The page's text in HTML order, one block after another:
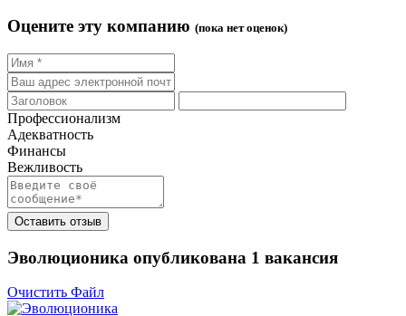
Оцените эту компанию (пока нет оценок)
Профессионализм
Адекватность
Финансы
Вежливость
Оставить отзыв
Эволюционика опубликована 1 вакансия
Очистить Файл